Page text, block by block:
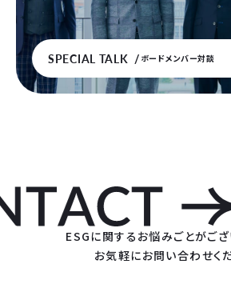
SPECIAL TALK ボードメンバー対談
ESGに関するお悩みごとがござ
お気軽にお問い合わせく